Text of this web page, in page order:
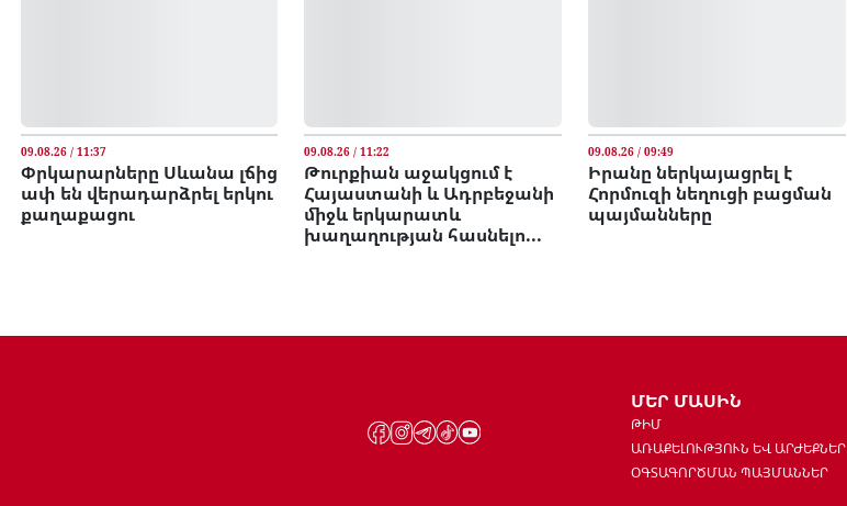
09.08.26 / 11:37
Փրկարարները Սևանա լճից
ափ են վերադարձրել երկու
քաղաքացու
09.08.26 / 11:22
Թուրքիան աջակցում է
Հայաստանի և Ադրբեջանի
միջև երկարատև
խաղաղության հասնելո...
09.08.26 / 09:49
Իրանը ներկայացրել է
Հորմուզի նեղուցի բացման
պայմանները
ՄԵՐ ՄԱՍԻՆ
ԹԻՄ
ԱՌԱՔԵԼՈՒԹՅՈՒՆ ԵՎ ԱՐԺԵՔՆԵՐ
ՕԳՏԱԳՈՐԾՄԱՆ ՊԱՅՄԱՆՆԵՐ